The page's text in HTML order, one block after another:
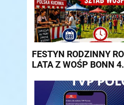
FESTYN RODZINNY
LATA Z WOŚP BONN